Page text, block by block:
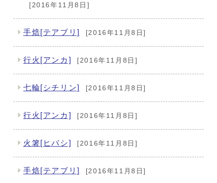
[2016年11月8日]
手焙[テアブリ] [2016年11月8日]
行火[アンカ] [2016年11月8日]
七輪[シチリン] [2016年11月8日]
行火[アンカ] [2016年11月8日]
火箸[ヒバシ] [2016年11月8日]
手焙[テアブリ] [2016年11月8日]